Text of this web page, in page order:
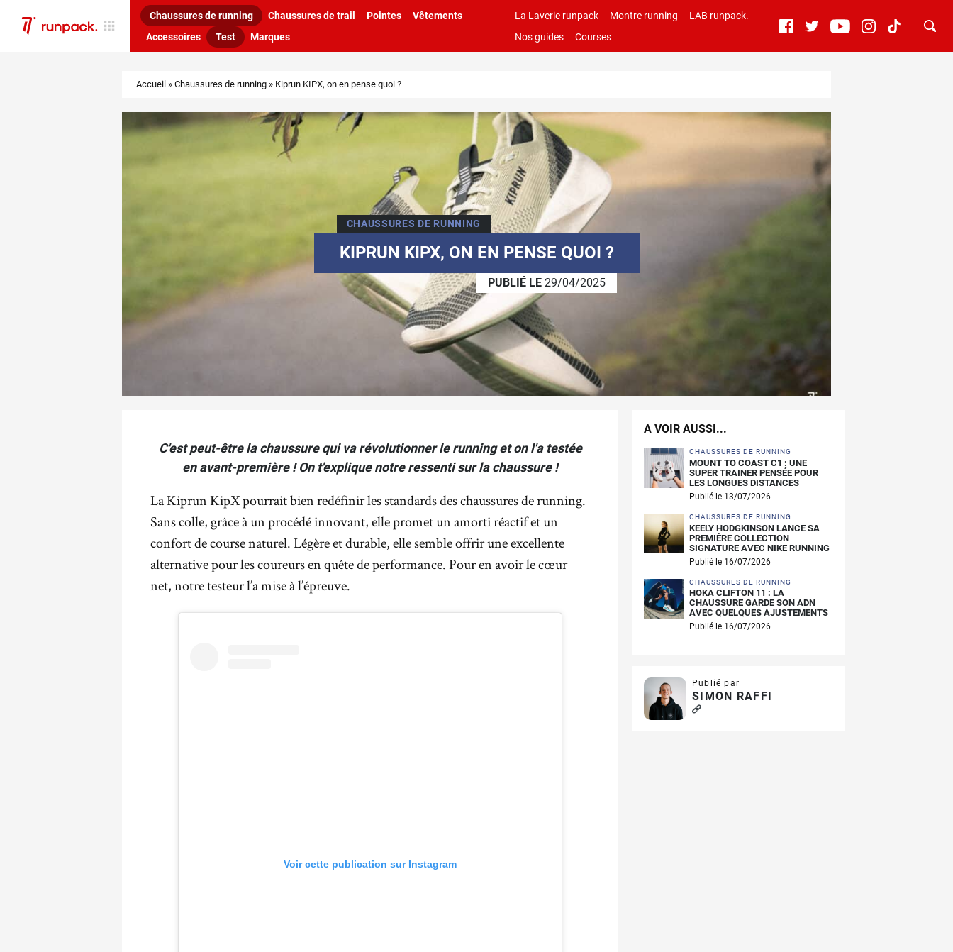
Chaussures de running Chaussures de trail Pointes
Vêtements
Accessoires
Test Marques
La Laverie runpack Montre running
LAB runpack.
Nos guides
Courses
Accueil » Chaussures de running » Kiprun KIPX, on en pense quoi ?
CHAUSSURES DE RUNNING
KIPRUN KIPX, ON EN PENSE QUOI ?
PUBLIÉ LE29/04/2025
C'est peut-être la chaussure qui va révolutionner le running et on l'a testée
en avant-première ! On t'explique notre ressenti sur la chaussure !
La Kiprun KipX pourrait bien redéfinir les standards des chaussures de running.
Sans colle, grâce à un procédé innovant, elle promet un amorti réactif et un
confort de course naturel. Légère et durable, elle semble offrir une excellente
alternative pour les coureurs en quête de performance. Pour en avoir le cœur
net, notre testeur l’a mise à l’épreuve.
Voir cette publication sur Instagram
A VOIR AUSSI...
CHAUSSURES DE RUNNING
MOUNT TO COAST C1 : UNE
SUPER TRAINER PENSÉE POUR
LES LONGUES DISTANCES
Publié le 13/07/2026
CHAUSSURES DE RUNNING
KEELY HODGKINSON LANCE SA
PREMIÈRE COLLECTION
SIGNATURE AVEC NIKE RUNNING
Publié le 16/07/2026
CHAUSSURES DE RUNNING
HOKA CLIFTON 11 : LA
CHAUSSURE GARDE SON ADN
AVEC QUELQUES AJUSTEMENTS
Publié le 16/07/2026
Publié par
SIMON RAFFI